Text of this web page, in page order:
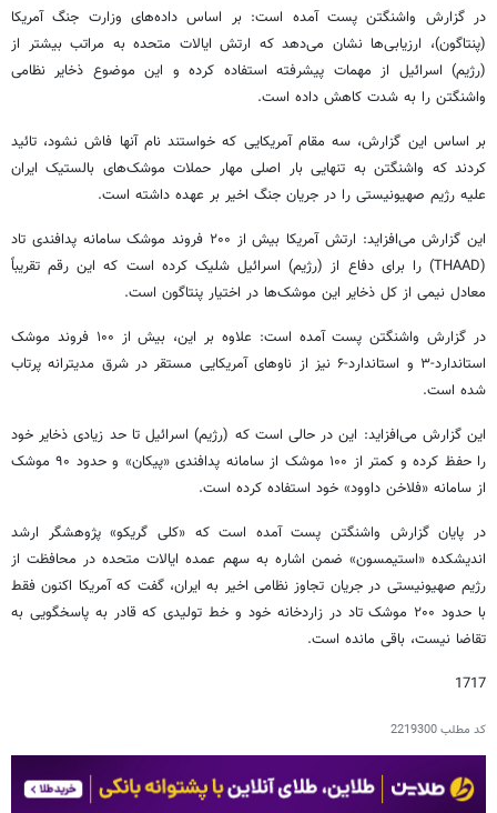
در گزارش واشنگتن پست آمده است: بر اساس داده‌های وزارت جنگ آمریکا
(پنتاگون)، ارزیابی‌ها نشان می‌دهد که ارتش ایالات متحده به مراتب بیشتر از
(رژیم) اسرائیل از مهمات پیشرفته استفاده کرده و این موضوع ذخایر نظامی
واشنگتن را به شدت کاهش داده است.
بر اساس این گزارش، سه مقام آمریکایی که خواستند نام آنها فاش نشود، تائید
کردند که واشنگتن به تنهایی بار اصلی مهار حملات موشک‌های بالستیک ایران
علیه رژیم صهیونیستی را در جریان جنگ اخیر بر عهده داشته است.
این گزارش می‌افزاید: ارتش آمریکا بیش از ۲۰۰ فروند موشک سامانه پدافندی تاد
(THAAD) را برای دفاع از (رژیم) اسرائیل شلیک کرده است که این رقم تقریباً
معادل نیمی از کل ذخایر این موشک‌ها در اختیار پنتاگون است.
در گزارش واشنگتن پست آمده است: علاوه بر این، بیش از ۱۰۰ فروند موشک
استاندارد-۳ و استاندارد-۶ نیز از ناوهای آمریکایی مستقر در شرق مدیترانه پرتاب
شده است.
این گزارش می‌افزاید: این در حالی است که (رژیم) اسرائیل تا حد زیادی ذخایر خود
را حفظ کرده و کمتر از ۱۰۰ موشک از سامانه پدافندی «پیکان» و حدود ۹۰ موشک
از سامانه «فلاخن داوود» خود استفاده کرده است.
در پایان گزارش واشنگتن پست آمده است که «کلی گریکو» پژوهشگر ارشد
اندیشکده «استیمسون» ضمن اشاره به سهم عمده ایالات متحده در محافظت از
رژیم صهیونیستی در جریان تجاوز نظامی اخیر به ایران، گفت که آمریکا اکنون فقط
با حدود ۲۰۰ موشک تاد در زاردخانه خود و خط تولیدی که قادر به پاسخگویی به
تقاضا نیست، باقی مانده است.
1717
کد مطلب2219300